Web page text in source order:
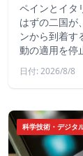
ペインとイタ
はずの二国が
ンから到着す
動の適用を停
日付: 2026/8/8
科学技術・デジタ